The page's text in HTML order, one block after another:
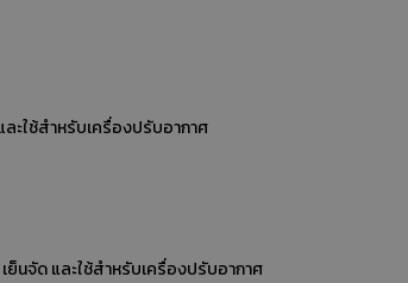
,ปั๊มแวคคั่มสุญญากาศ,แว๊กคั่มปั๊มชั้น
,ปั๊มแวคคั่มสุญญากาศ,แว๊กคั่มปั๊มชั้น
ามเย็นทั่วไป เย็นจัด และใช้สำหรับเครื่องปรับอากาศ
ย็นจัด และใช้สำหรับเครื่องปรับอากาศ